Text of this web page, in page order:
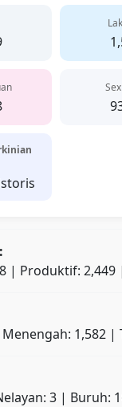
| Produktif: 2,449
1,582 |
3 | Buruh: